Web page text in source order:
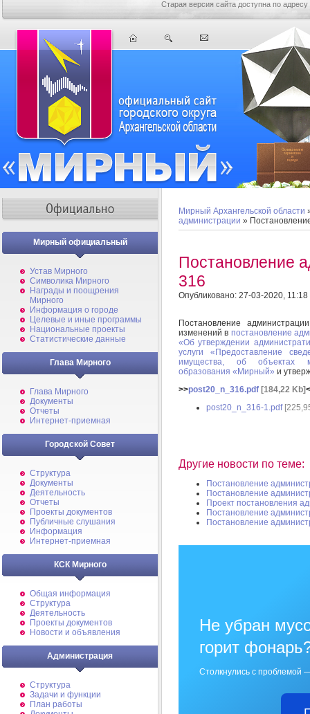
Старая версия сайта доступна по адресу
Мирный официальный
Устав Мирного
Символика Мирного
Награды и поощрения
Мирного
Информация о городе
Целевые и иные программы
Национальные проекты
Статистические данные
Глава Мирного
Глава Мирного
Документы
Отчеты
Интернет-приемная
Городской Совет
Структура
Документы
Деятельность
Отчеты
Проекты документов
Публичные слушания
Информация
Интернет-приемная
КСК Мирного
Общая информация
Структура
Деятельность
Проекты документов
Новости и объявления
Администрация
Структура
Задачи и функции
План работы
Мирный Архангельской области
администрации »
Постановление
316
Опубликовано: 27-03-2020, 11:18
Постановление
изменений в постановление
«Об утверждении
услуги «Предоставление
имущества, об объектах
образования «Мирный» и
>>post20_n_316.pdf [184,22 Kb]
post20_n_316-1.pdf
Другие новости по теме:
Постановление
Постановление
Проект постановления
Постановление
Постановление
Не убран
горит
Столкнулись с проблемой